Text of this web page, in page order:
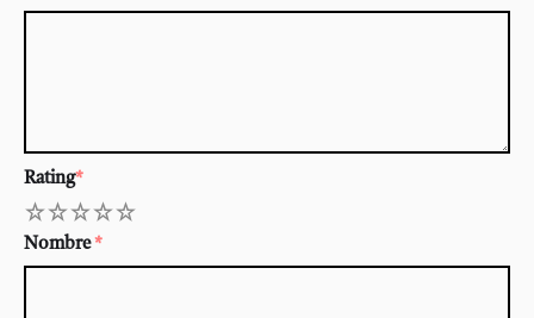
Rating*
5
4
3
2
Nombre*